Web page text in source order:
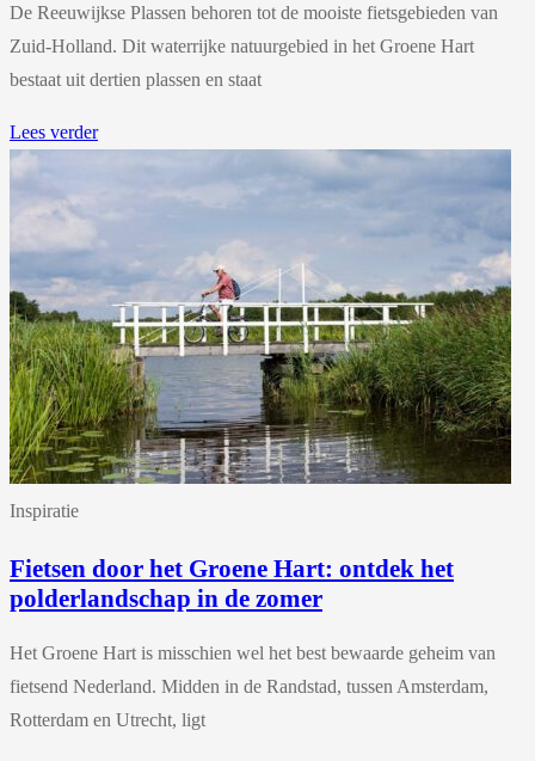
De Reeuwijkse Plassen behoren tot de mooiste fietsgebieden van
Zuid-Holland. Dit waterrijke natuurgebied in het Groene Hart
bestaat uit dertien plassen en staat
Lees verder
Inspiratie
Fietsen door het Groene Hart: ontdek het
polderlandschap in de zomer
Het Groene Hart is misschien wel het best bewaarde geheim van
fietsend Nederland. Midden in de Randstad, tussen Amsterdam,
Rotterdam en Utrecht, ligt